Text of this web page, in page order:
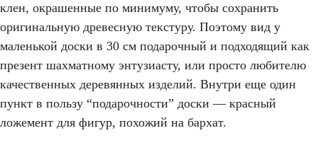
клен, окрашенные по минимуму, чтобы сохранить
оригинальную древесную текстуру. Поэтому вид у
маленькой доски в 30 см подарочный и подходящий как
презент шахматному энтузиасту, или просто любителю
качественных деревянных изделий. Внутри еще один
пункт в пользу “подарочности” доски — красный
ложемент для фигур, похожий на бархат.